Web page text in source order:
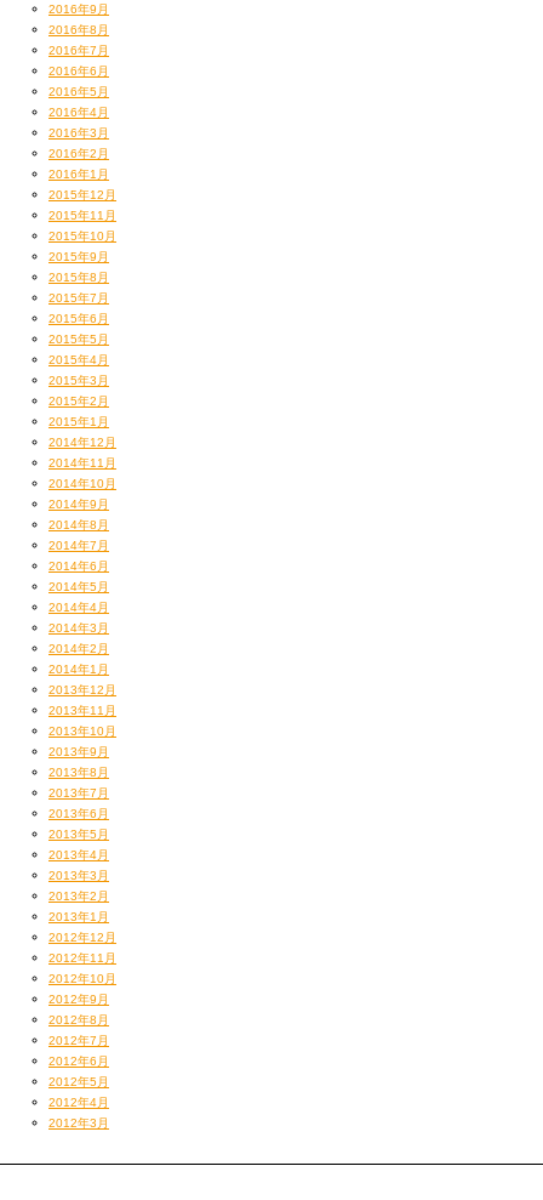
TARO SOUL
2016年9月
2016年8月
2016年7月
2016年6月
2016年5月
2016年4月
2016年3月
2016年2月
2016年1月
2015年12月
2015年11月
2015年10月
2015年9月
2015年8月
2015年7月
2015年6月
2015年5月
2015年4月
2015年3月
2015年2月
2015年1月
2014年12月
2014年11月
2014年10月
2014年9月
2014年8月
2014年7月
2014年6月
2014年5月
2014年4月
2014年3月
2014年2月
2014年1月
2013年12月
2013年11月
2013年10月
2013年9月
2013年8月
2013年7月
2013年6月
2013年5月
2013年4月
2013年3月
2013年2月
2013年1月
2012年12月
2012年11月
2012年10月
2012年9月
2012年8月
2012年7月
2012年6月
2012年5月
2012年4月
2012年3月